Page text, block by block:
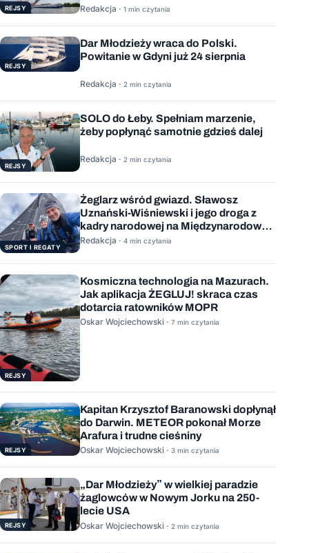
REJSY Redakcja · 1 min czytania
REJSY
Dar Młodzieży wraca do Polski.
Powitanie w Gdyni już 24 sierpnia
Redakcja · 2 min czytania
REJSY
SOLO do Łeby. Spełniam marzenie,
żeby popłynąć samotnie gdzieś dalej
Redakcja · 2 min czytania
SPORT I REGATY
Żeglarz wśród gwiazd. Sławosz
Uznański-Wiśniewski i jego droga z
kadry narodowej na Międzynarodową
Stację Kosmiczną
Redakcja · 4 min czytania
REJSY
Kosmiczna technologia na Mazurach.
Jak aplikacja ŻEGLUJ! skraca czas
dotarcia ratowników MOPR
Oskar Wojciechowski · 7 min czytania
REJSY
Kapitan Krzysztof Baranowski dopłynął
do Darwin. METEOR pokonał Morze
Arafura i trudne cieśniny
Oskar Wojciechowski · 3 min czytania
REJSY
„Dar Młodzieży” w wielkiej paradzie
żaglowców w Nowym Jorku na 250-
lecie USA
Oskar Wojciechowski · 2 min czytania